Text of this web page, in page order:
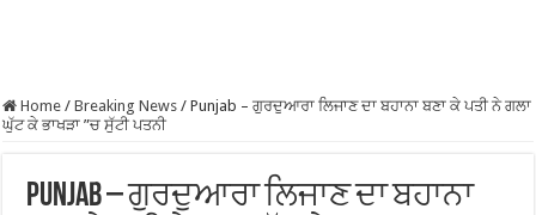
Home / Breaking News / Punjab – ਗੁਰਦੁਆਰਾ ਲਿਜਾਣ ਦਾ ਬਹਾਨਾ ਬਣਾ ਕੇ ਪਤੀ ਨੇ ਗਲਾ
ਘੁੱਟ ਕੇ ਭਾਖੜਾ ”ਚ ਸੁੱਟੀ ਪਤਨੀ
Punjab – ਗੁਰਦੁਆਰਾ ਲਿਜਾਣ ਦਾ ਬਹਾਨਾ